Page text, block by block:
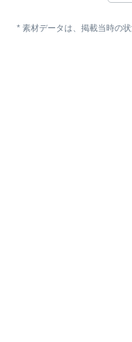
* 素材データは、掲載当時の